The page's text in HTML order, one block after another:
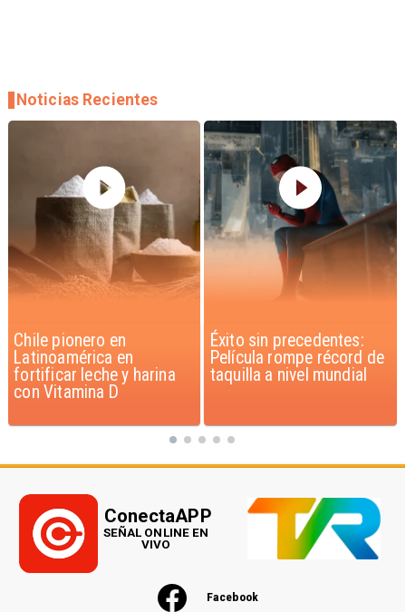
Éxito sin precedentes:
Película rompe récord de
taquilla a nivel mundial
Corte Suprema confirma
pago de $1.000 millones
por caso ProCultura
Noticias Recientes
Facebook
ConectaAPP
SEÑAL ONLINE EN
VIVO